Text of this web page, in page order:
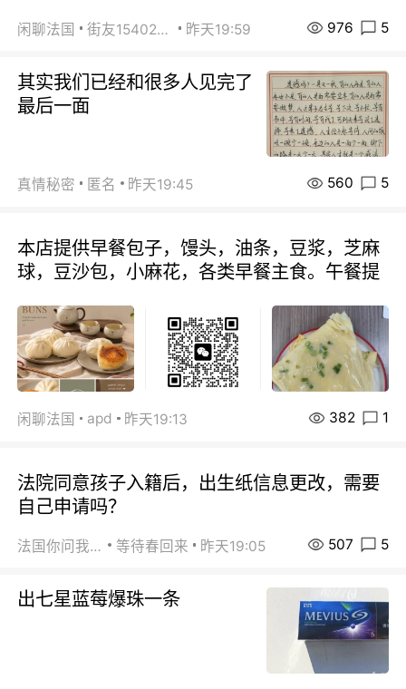
闲聊法国 街友15402223 昨天19:59 976 5
其实我们已经和很多人见完了
最后一面
真情秘密 匿名 昨天19:45 560 5
本店提供早餐包子，馒头，油条，豆浆，芝麻
球，豆沙包，小麻花，各类早餐主食。午餐提
闲聊法国 apd 昨天19:13 382 1
法院同意孩子入籍后，出生纸信息更改，需要
自己申请吗？
法国你问我答 等待春回来 昨天19:05 507 5
出七星蓝莓爆珠一条